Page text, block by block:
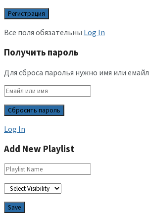
Все поля обязательны Log In
Получить пароль
Для сброса паролья нужно имя или емайл
Log In
Add New Playlist